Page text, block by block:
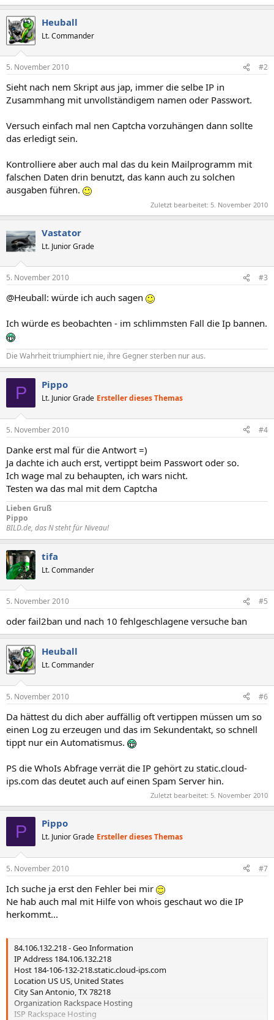
Heuball
Lt. Commander
5. November 2010 #2
Sieht nach nem Skript aus jap, immer die selbe IP in
Zusammhang mit unvollständigem namen oder Passwort.
Versuch einfach mal nen Captcha vorzuhängen dann sollte
das erledigt sein.
Kontrolliere aber auch mal das du kein Mailprogramm mit
falschen Daten drin benutzt, das kann auch zu solchen
ausgaben führen.
Zuletzt bearbeitet: 5. November 2010
Vastator
Lt. Junior Grade
5. November 2010 #3
@Heuball: würde ich auch sagen
Ich würde es beobachten - im schlimmsten Fall die Ip bannen.
Die Wahrheit triumphiert nie, ihre Gegner sterben nur aus.
P Pippo
Lt. Junior Grade Ersteller dieses Themas
5. November 2010 #4
Danke erst mal für die Antwort =)
Ja dachte ich auch erst, vertippt beim Passwort oder so.
Ich wage mal zu behaupten, ich wars nicht.
Testen wa das mal mit dem Captcha
Lieben Gruß
Pippo
BILD.de, das N steht für Niveau!
tifa
Lt. Commander
5. November 2010 #5
oder fail2ban und nach 10 fehlgeschlagene versuche ban
Heuball
Lt. Commander
5. November 2010 #6
Da hättest du dich aber auffällig oft vertippen müssen um so
einen Log zu erzeugen und das im Sekundentakt, so schnell
tippt nur ein Automatismus.
PS die WhoIs Abfrage verrät die IP gehört zu static.cloud-
ips.com das deutet auch auf einen Spam Server hin.
Zuletzt bearbeitet: 5. November 2010
P Pippo
Lt. Junior Grade Ersteller dieses Themas
5. November 2010 #7
Ich suche ja erst den Fehler bei mir
Ne hab auch mal mit Hilfe von whois geschaut wo die IP
herkommt...
84.106.132.218 - Geo Information
IP Address 184.106.132.218
Host 184-106-132-218.static.cloud-ips.com
Location US US, United States
City San Antonio, TX 78218
Organization Rackspace Hosting
ISP Rackspace Hosting